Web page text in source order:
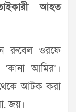
আহত
রুবেল ওরফে
আমির’।
আটক করা
জয়।